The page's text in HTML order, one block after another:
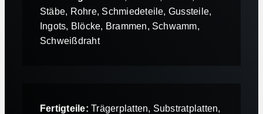
Stäbe, Rohre, Schmiedeteile, Gussteile,
Ingots, Blöcke, Brammen, Schwamm,
Schweißdraht
Fertigteile: Trägerplatten, Substratplatten,